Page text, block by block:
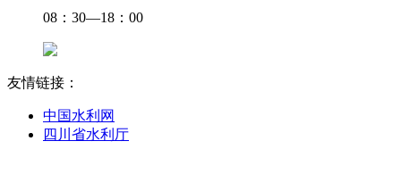
08：30—18：00
友情链接：
中国水利网
四川省水利厅